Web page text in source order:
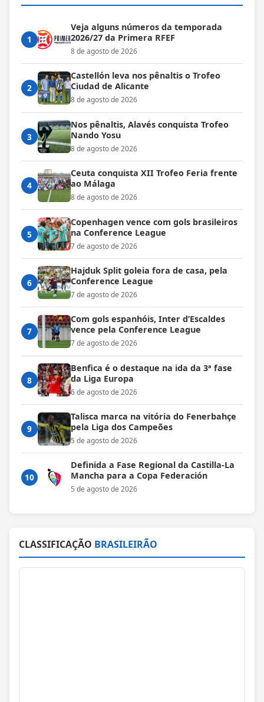
1
Veja alguns números da temporada
2026/27 da Primera RFEF
8 de agosto de 2026
2
Castellón leva nos pênaltis o Trofeo
Ciudad de Alicante
8 de agosto de 2026
3
Nos pênaltis, Alavés conquista Trofeo
Nando Yosu
8 de agosto de 2026
4
Ceuta conquista XII Trofeo Feria frente
ao Málaga
8 de agosto de 2026
5
Copenhagen vence com gols brasileiros
na Conference League
7 de agosto de 2026
6
Hajduk Split goleia fora de casa, pela
Conference League
7 de agosto de 2026
7
Com gols espanhóis, Inter d’Escaldes
vence pela Conference League
7 de agosto de 2026
8
Benfica é o destaque na ida da 3ª fase
da Liga Europa
6 de agosto de 2026
9
Talisca marca na vitória do Fenerbahçe
pela Liga dos Campeões
5 de agosto de 2026
10
Definida a Fase Regional da Castilla-La
Mancha para a Copa Federación
5 de agosto de 2026
CLASSIFICAÇÃO BRASILEIRÃO